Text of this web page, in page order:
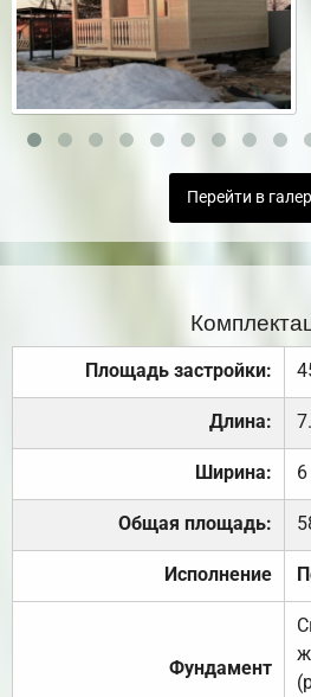
Перейти в
Площадь застройки:
Длина:
Ширина:
Общая площадь:
Исполнение
Фундамент